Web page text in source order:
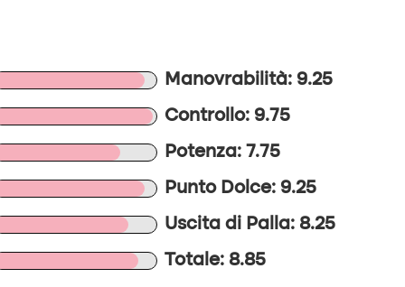
Manovrabilità: 9.25
Controllo: 9.75
Potenza: 7.75
Punto Dolce: 9.25
Uscita di Palla: 8.25
Totale: 8.85